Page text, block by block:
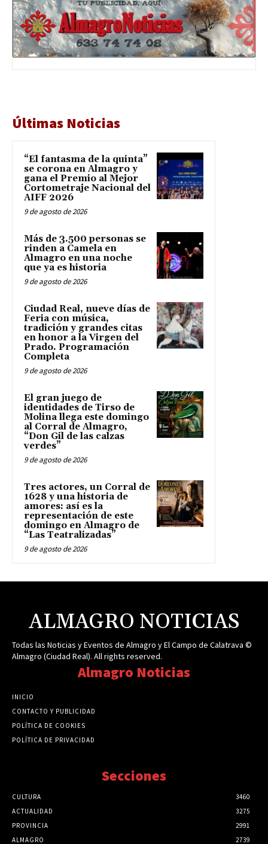
Últimas Noticias
“El fantasma de la quinta”
se corona en Almagro y
gana el Premio al Mejor
Cortometraje Nacional del
AIFF 2026
9 de agosto de 2026
Más de 3.500 personas se
rinden a Camela en
Almagro en una noche
que ya es historia
9 de agosto de 2026
Ciudad Real, nueve días de
Feria con música,
tradición y grandes citas
en honor a la Virgen del
Prado. Programación
Completa
9 de agosto de 2026
El gran juego de
identidades de Tirso de
Molina llega este domingo
al Corral de Almagro,
“Don Gil de las calzas
verdes”
9 de agosto de 2026
Tres actores, un Corral de
1628 y una historia de
amores: así es la
representación de este
domingo en Almagro de
“Las Teatralizadas”
9 de agosto de 2026
ALMAGRO NOTICIAS
Todas las Noticias y Eventos de Almagro y El Campo de Calatrava ©
Almagro (Ciudad Real). All rights reserved.
Almagro Noticias
INICIO
CONTACTO Y PUBLICIDAD
POLÍTICA DE COOKIES
POLÍTICA DE PRIVACIDAD
Secciones
CULTURA
3460
ACTUALIDAD
3275
PROVINCIA
2991
ALMAGRO
2739